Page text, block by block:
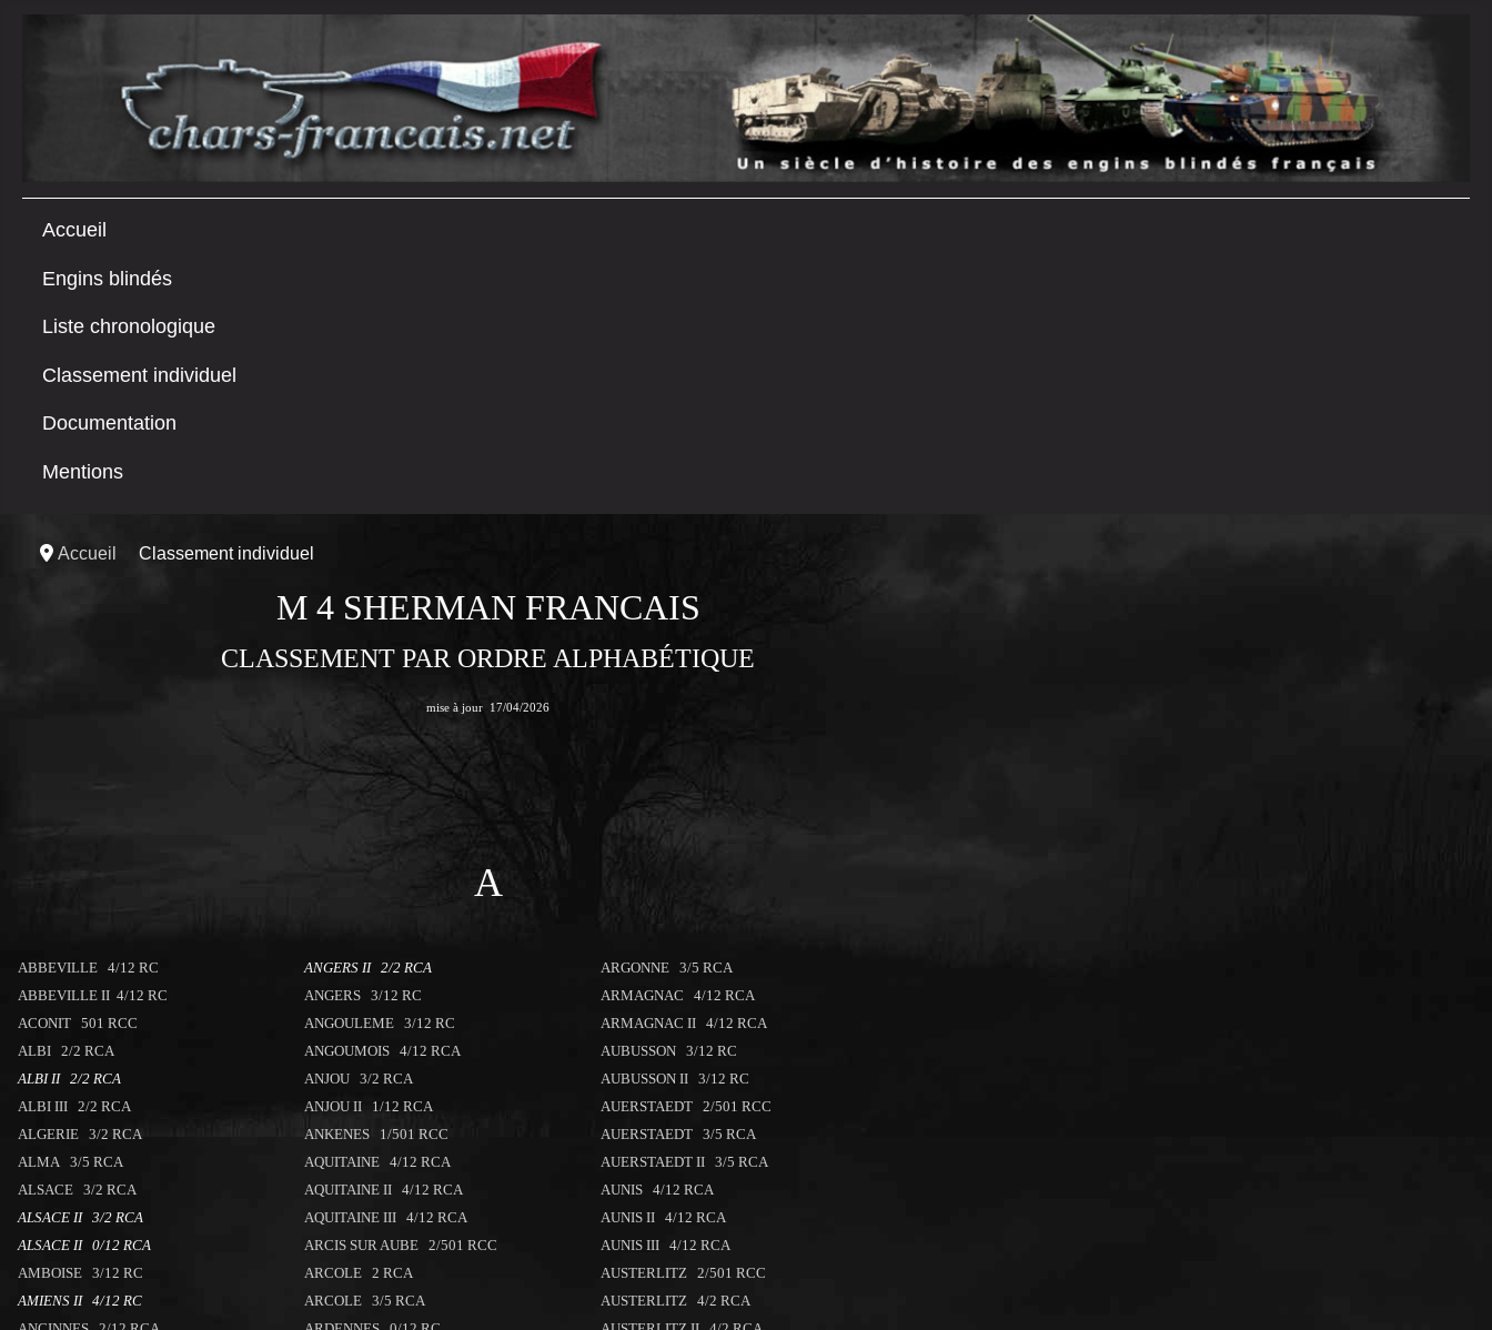
Accueil
Engins blindés
Liste chronologique
Classement individuel
Documentation
Mentions
Accueil Classement individuel
M 4 SHERMAN FRANCAIS
CLASSEMENT PAR ORDRE ALPHABÉTIQUE
mise à jour 17/04/2026
A
ABBEVILLE 4/12 RC
ABBEVILLE II 4/12 RC
ACONIT 501 RCC
ALBI 2/2 RCA
ALBI II 2/2 RCA
ALBI III 2/2 RCA
ALGERIE 3/2 RCA
ALMA 3/5 RCA
ALSACE 3/2 RCA
ALSACE II 3/2 RCA
ALSACE II 0/12 RCA
AMBOISE 3/12 RC
AMIENS II 4/12 RC
ANGERS II 2/2 RCA
ANGERS 3/12 RC
ANGOULEME 3/12 RC
ANGOUMOIS 4/12 RCA
ANJOU 3/2 RCA
ANJOU II 1/12 RCA
ANKENES 1/501 RCC
AQUITAINE 4/12 RCA
AQUITAINE II 4/12 RCA
AQUITAINE III 4/12 RCA
ARCIS SUR AUBE 2/501 RCC
ARCOLE 2 RCA
ARCOLE 3/5 RCA
ARGONNE 3/5 RCA
ARMAGNAC 4/12 RCA
ARMAGNAC II 4/12 RCA
AUBUSSON 3/12 RC
AUBUSSON II 3/12 RC
AUERSTAEDT 2/501 RCC
AUERSTAEDT 3/5 RCA
AUERSTAEDT II 3/5 RCA
AUNIS 4/12 RCA
AUNIS II 4/12 RCA
AUNIS III 4/12 RCA
AUSTERLITZ 2/501 RCC
AUSTERLITZ 4/2 RCA